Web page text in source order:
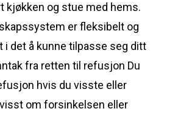
kjøkken og stue med hems.
er fleksibelt og
i det å kunne tilpasse seg ditt
fra retten til refusjon Du
hvis du visste eller
om forsinkelsen eller